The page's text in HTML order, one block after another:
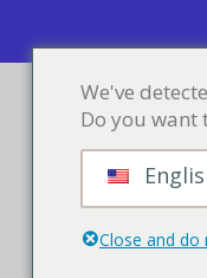
We've
Do you want
Close and do